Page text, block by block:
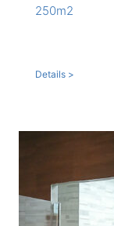
250m2
Details >